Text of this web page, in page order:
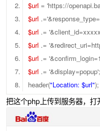
$url = 'https://
$url
$url .=
$url .=
$url .=
$url .=
header("Location: $url");
把这个php上传到服务器，